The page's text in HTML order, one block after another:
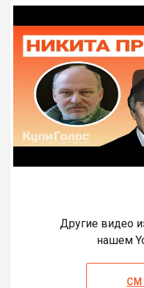
Другие видео
нашем